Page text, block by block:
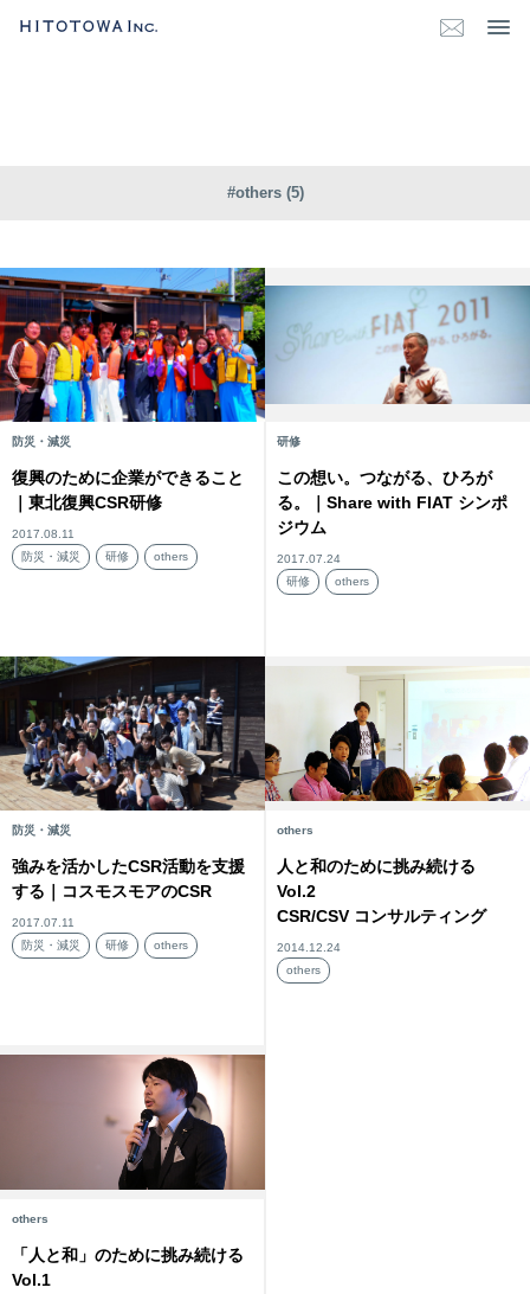
#others (5)
防災・減災
復興のために企業ができること
｜東北復興CSR研修
2017.08.11
防災・減災
研修 others
研修
この想い。つながる、ひろが
る。｜Share with FIAT シンポ
ジウム
2017.07.24
研修
others
防災・減災
強みを活かしたCSR活動を支援
する｜コスモスモアのCSR
2017.07.11
防災・減災
研修 others
others
人と和のために挑み続ける
Vol.2
CSR/CSV コンサルティング
2014.12.24
others
others
「人と和」のために挑み続ける
Vol.1